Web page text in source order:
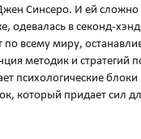
Синсеро. И ей
одевалась в секонд-
всему миру,
методик и стратегий
психологические
который придает сил